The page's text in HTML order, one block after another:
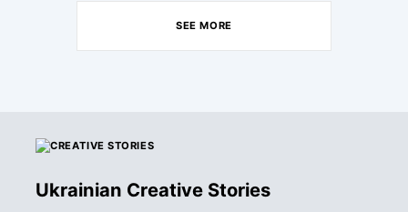
SEE MORE
Ukrainian Creative Stories